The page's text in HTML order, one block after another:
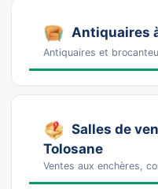
Antiquaires
Antiquaires et
Salles de
Tolosane
Ventes aux enchères,